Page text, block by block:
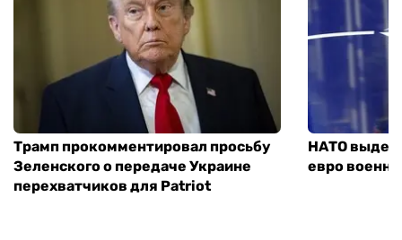
Трамп прокомментировал просьбу
Зеленского о передаче Украине
перехватчиков для Patriot
НАТО
евро